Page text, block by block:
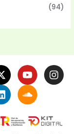
(94)
X
-
t
w
i
t
t
Y
o
u
t
u
b
e
I
n
s
g
r
L
i
n
k
e
d
i
S
o
u
n
d
c